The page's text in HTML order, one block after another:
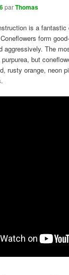
parThomas
is a
form
aggressively. The
but
rusty orange, neon